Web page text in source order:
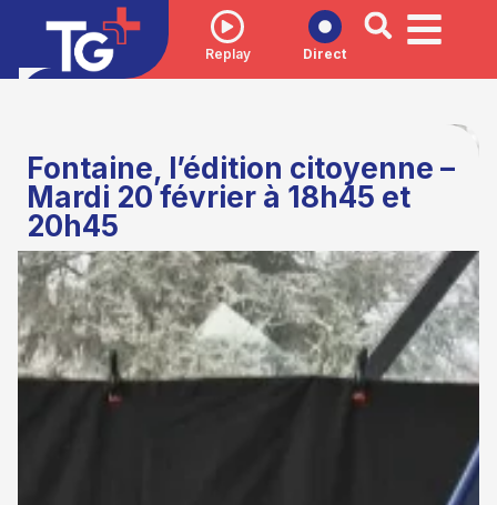
Replay Direct
Fontaine, l’édition citoyenne –
Mardi 20 février à 18h45 et
20h45